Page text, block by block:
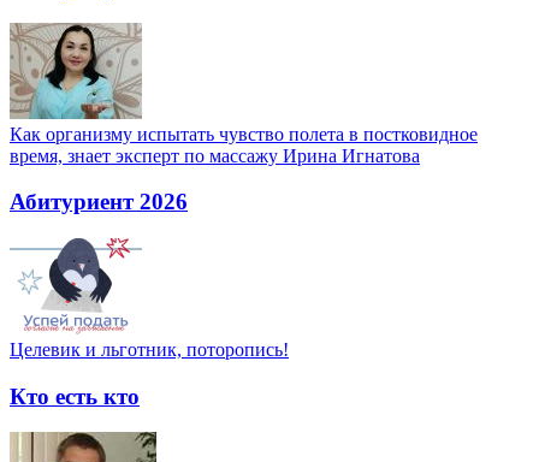
Как организму испытать чувство полета в постковидное
время, знает эксперт по массажу Ирина Игнатова
Абитуриент 2026
Целевик и льготник, поторопись!
Кто есть кто